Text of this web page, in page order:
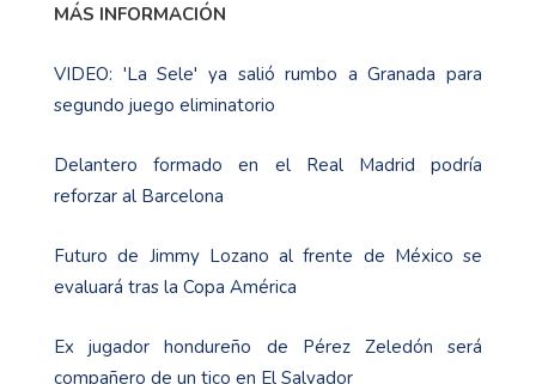
MÁS INFORMACIÓN
VIDEO: 'La Sele' ya salió rumbo a Granada para
segundo juego eliminatorio
Delantero formado en el Real Madrid podría
reforzar al Barcelona
Futuro de Jimmy Lozano al frente de México se
evaluará tras la Copa América
Ex jugador hondureño de Pérez Zeledón será
compañero de un tico en El Salvador